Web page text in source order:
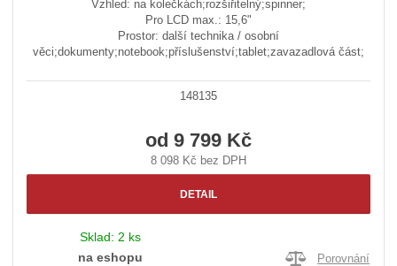
Vzhled: na kolečkách;rozšiřitelný;spinner;
Pro LCD max.: 15,6"
Prostor: další technika / osobní
věci;dokumenty;notebook;příslušenství;tablet;zavazadlová část;
148135
od 9 799 Kč
8 098 Kč bez DPH
DETAIL
Sklad: 2 ks
na eshopu
Porovnání